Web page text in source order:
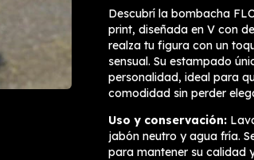
Descubrí la bombacha
print, diseñada en V con
realza tu figura con un
sensual. Su estampado
personalidad, ideal para
comodidad sin perder
Uso y conservación:
jabón neutro y agua fría.
para mantener su calidad